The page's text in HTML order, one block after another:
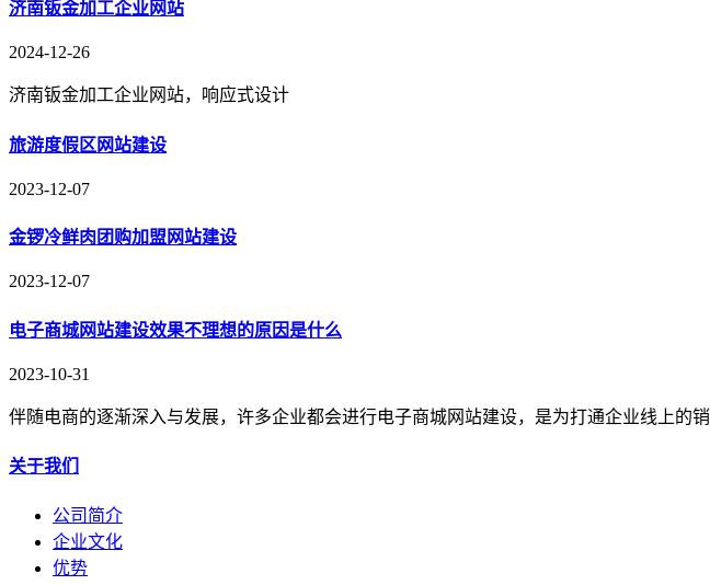
济南钣金加工企业网站
2024-12-26
济南钣金加工企业网站，响应式设计
旅游度假区网站建设
2023-12-07
金锣冷鲜肉团购加盟网站建设
2023-12-07
电子商城网站建设效果不理想的原因是什么
2023-10-31
伴随电商的逐渐深入与发展，许多企业都会进行电子商城网站建设，是为打通企业线上的销
关于我们
公司简介
企业文化
优势